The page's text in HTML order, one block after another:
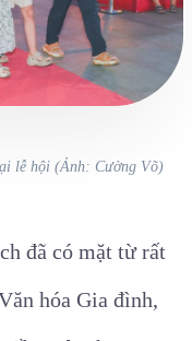
lễ hội (Ảnh: Cường Võ)
đã có mặt từ rất
hóa Gia đình,